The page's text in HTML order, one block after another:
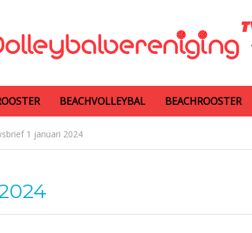
BEACHVOLLEYBAL BEACHROOSTER
1 januari 2024